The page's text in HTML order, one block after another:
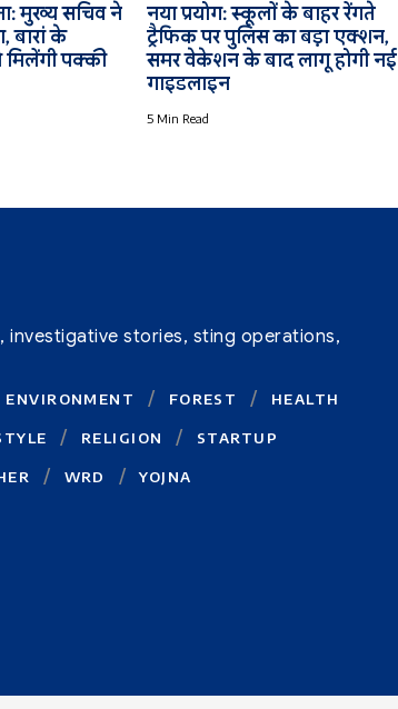
मुख्य सचिव ने
बारां के
मिलेंगी पक्की
नया प्रयोग: स्कूलों के बाहर रेंगते
ट्रैफिक पर पुलिस का बड़ा एक्शन,
समर वेकेशन के बाद लागू होगी नई
गाइडलाइन
5 Min Read
investigative stories, sting operations,
ENVIRONMENT FOREST HEALTH
RELIGION STARTUP
WRD YOJNA